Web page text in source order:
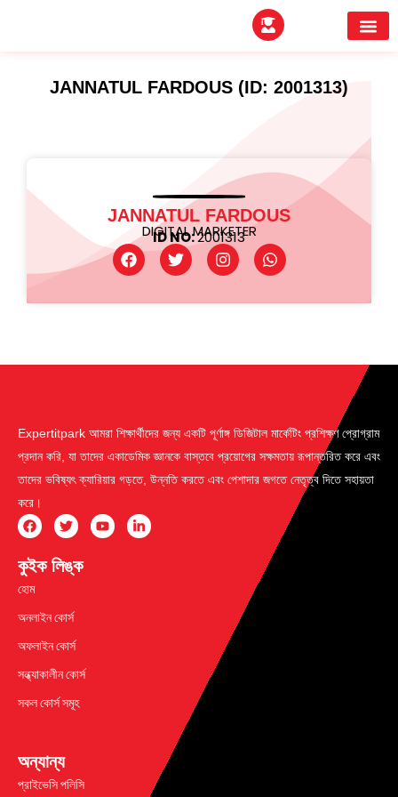
JANNATUL FARDOUS (ID: 2001313)
JANNATUL FARDOUS
DIGITAL MARKETER
ID NO:2001313
Expertitpark আমরা শিক্ষার্থীদের জন্য একটি পূর্ণাঙ্গ ডিজিটাল মার্কেটিং প্রশিক্ষণ প্রোগ্রাম
প্রদান করি, যা তাদের একাডেমিক জ্ঞানকে বাস্তবে প্রয়োগের সক্ষমতায় রূপান্তরিত করে এবং
তাদের ভবিষ্যৎ ক্যারিয়ার গড়তে, উন্নতি করতে এবং পেশাদার জগতে নেতৃত্ব দিতে সহায়তা
করে।
কুইক লিঙ্ক
হোম
অনলাইন কোর্স
অফলাইন কোর্স
সন্ধ্যাকালীন কোর্স
সকল কোর্স সমূহ
অন্যান্য
প্রাইভেসি পলিসি